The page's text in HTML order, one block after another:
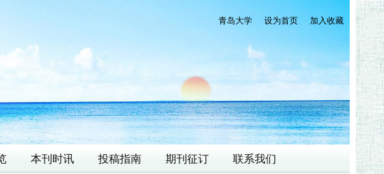
加入收藏
设为首页
青岛大学
本刊时讯 投稿指南 期刊征订 联系我们